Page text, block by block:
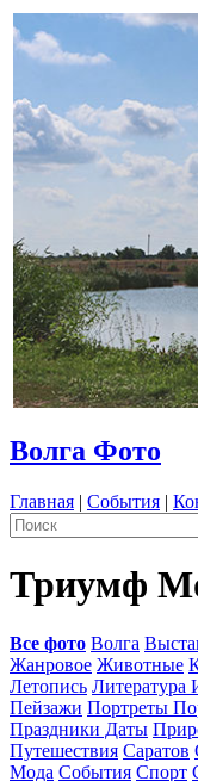
Волга Фото
Главная | События |
Триумф
Все фото Волга
Жанровое Животные
Летопись Литература
Пейзажи Портреты
Праздники Даты
Путешествия Саратов
Мода События Спорт